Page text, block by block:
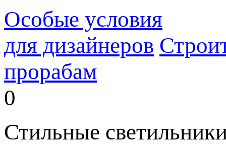
Особые условия
для дизайнеров
прорабам
0
Стильные